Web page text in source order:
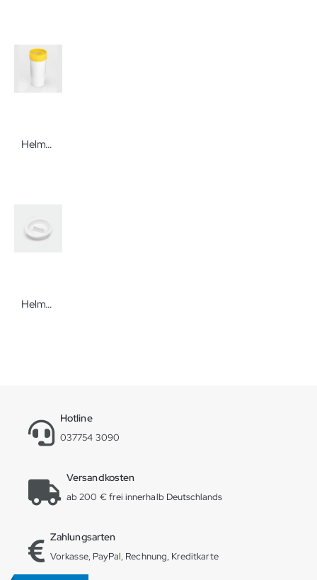
Helmut Schwarz Kanülensammelbox M16 melijekt
Helmut Schwarz melipul Deckel für Mehrweg-Medikamentenbecher 60 Stück
Hotline
037754 3090
Versandkosten
ab 200 € frei innerhalb Deutschlands
Zahlungsarten
Vorkasse, PayPal, Rechnung, Kreditkarte